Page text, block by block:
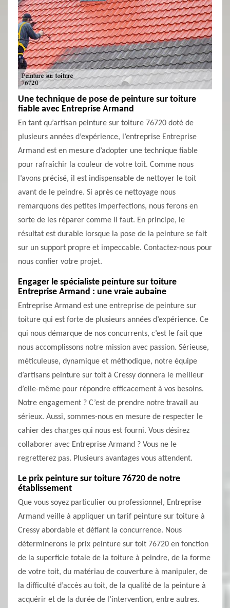
Une technique de pose de peinture sur toiture
fiable avec Entreprise Armand
En tant qu’artisan peinture sur toiture 76720 doté de
plusieurs années d’expérience, l’entreprise Entreprise
Armand est en mesure d’adopter une technique fiable
pour rafraîchir la couleur de votre toit. Comme nous
l’avons précisé, il est indispensable de nettoyer le toit
avant de le peindre. Si après ce nettoyage nous
remarquons des petites imperfections, nous ferons en
sorte de les réparer comme il faut. En principe, le
résultat est durable lorsque la pose de la peinture se fait
sur un support propre et impeccable. Contactez-nous pour
nous confier votre projet.
Engager le spécialiste peinture sur toiture
Entreprise Armand : une vraie aubaine
Entreprise Armand est une entreprise de peinture sur
toiture qui est forte de plusieurs années d’expérience. Ce
qui nous démarque de nos concurrents, c’est le fait que
nous accomplissons notre mission avec passion. Sérieuse,
méticuleuse, dynamique et méthodique, notre équipe
d’artisans peinture sur toit à Cressy donnera le meilleur
d’elle-même pour répondre efficacement à vos besoins.
Notre engagement ? C’est de prendre notre travail au
sérieux. Aussi, sommes-nous en mesure de respecter le
cahier des charges qui nous est fourni. Vous désirez
collaborer avec Entreprise Armand ? Vous ne le
regretterez pas. Plusieurs avantages vous attendent.
Le prix peinture sur toiture 76720 de notre
établissement
Que vous soyez particulier ou professionnel, Entreprise
Armand veille à appliquer un tarif peinture sur toiture à
Cressy abordable et défiant la concurrence. Nous
déterminerons le prix peinture sur toit 76720 en fonction
de la superficie totale de la toiture à peindre, de la forme
de votre toit, du matériau de couverture à manipuler, de
la difficulté d’accès au toit, de la qualité de la peinture à
acquérir et de la durée de l’intervention, entre autres.